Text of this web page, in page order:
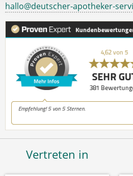
hallo@deutscher-apotheker-
Vertreten in